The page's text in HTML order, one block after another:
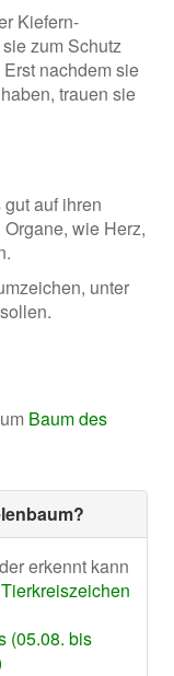
Kiefern-
zum Schutz
nachdem sie
trauen sie
auf ihren
wie Herz,
unter
Baum des
erkennt kann
(05.08. bis